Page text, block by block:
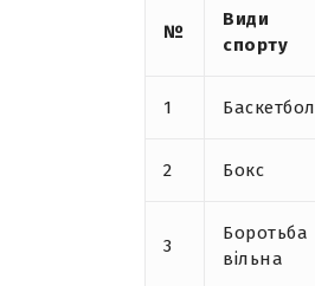
№
Види
спорту
1 Баскетбол
2 Бокс
3
Боротьба
вільна